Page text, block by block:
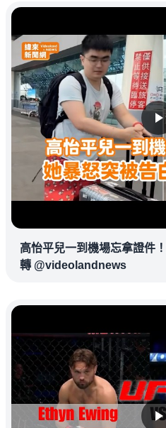
高怡平兒一到機場忘拿證件
轉 @videolandnews